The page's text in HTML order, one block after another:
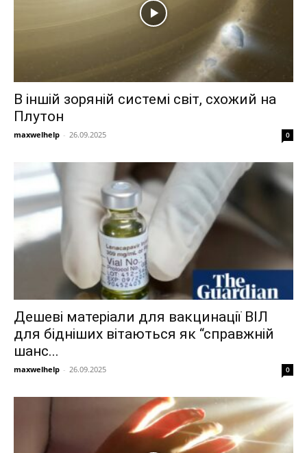
В іншій зоряній системі світ, схожий на
Плутон
maxwelhelp - 26.09.2025 0
Дешеві матеріали для вакцинації ВІЛ
для бідніших вітаються як “справжній
шанс...
maxwelhelp - 26.09.2025 0